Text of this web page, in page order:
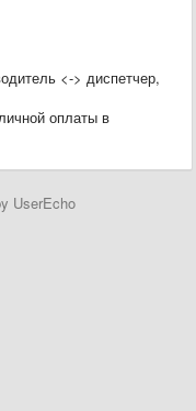
<-> диспетчер,
оплаты в
UserEcho